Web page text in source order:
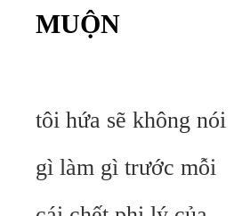
MUỘN
tôi hứa sẽ không nói
gì làm gì trước mỗi